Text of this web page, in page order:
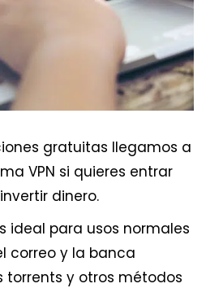
gratuitas llegamos a
VPN si quieres entrar
dinero.
ideal para usos normales
correo y la banca
torrents y otros métodos